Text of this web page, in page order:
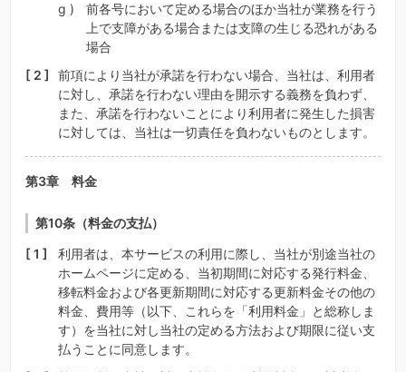
前各号において定める場合のほか当社が業務を行う
上で支障がある場合または支障の生じる恐れがある
場合
前項により当社が承諾を行わない場合、当社は、利用者
に対し、承諾を行わない理由を開示する義務を負わず、
また、承諾を行わないことにより利用者に発生した損害
に対しては、当社は一切責任を負わないものとします。
第3章 料金
第10条（料金の支払）
利用者は、本サービスの利用に際し、当社が別途当社の
ホームページに定める、当初期間に対応する発行料金、
移転料金および各更新期間に対応する更新料金その他の
料金、費用等（以下、これらを「利用料金」と総称しま
す）を当社に対し当社の定める方法および期限に従い支
払うことに同意します。